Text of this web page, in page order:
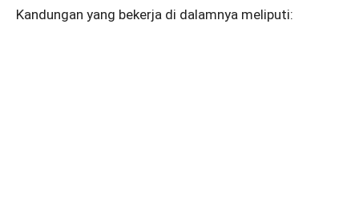
Kandungan yang bekerja di dalamnya meliputi: